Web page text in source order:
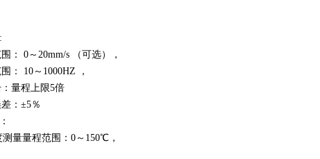
:
：
0 ～ 20mm/s
（可选），
：
10 ～ 1000HZ
，
量程上限5倍
：±5％
测量量程范围： 0 ～ 150℃，